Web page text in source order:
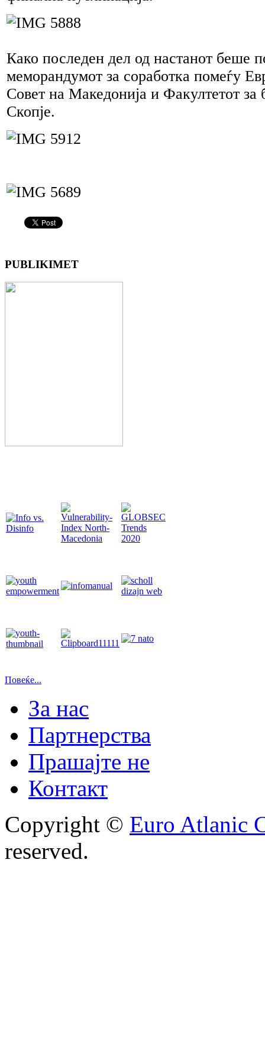
Како последен дел од настанот беше
меморандумот за соработка помеѓу
Совет на Македонија и Факултетот за
Скопје.
PUBLIKIMET
Повеќе...
За нас
Партнерства
Прашајте не
Контакт
Copyright © Euro Atlanic
reserved.